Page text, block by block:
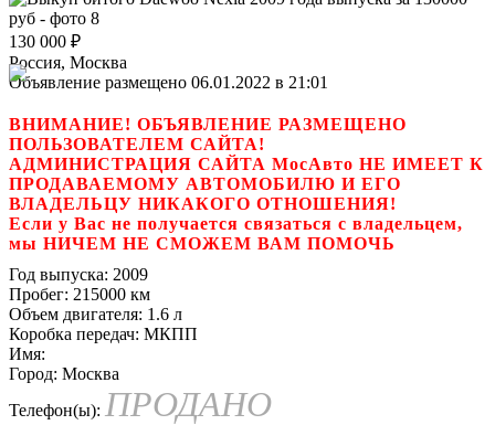
130 000 ₽
Россия, Москва
Объявление размещено 06.01.2022 в 21:01
ВНИМАНИЕ! ОБЪЯВЛЕНИЕ РАЗМЕЩЕНО
ПОЛЬЗОВАТЕЛЕМ САЙТА!
АДМИНИСТРАЦИЯ САЙТА МосАвто НЕ ИМЕЕТ К
ПРОДАВАЕМОМУ АВТОМОБИЛЮ И ЕГО
ВЛАДЕЛЬЦУ НИКАКОГО ОТНОШЕНИЯ!
Если у Вас не получается связаться с владельцем,
мы НИЧЕМ НЕ СМОЖЕМ ВАМ ПОМОЧЬ
Год выпуска: 2009
Пробег: 215000 км
Объем двигателя: 1.6 л
Коробка передач: МКПП
Имя:
Город: Москва
Телефон(ы): ПРОДАНО